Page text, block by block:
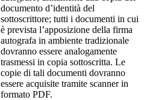
documento d’identità del
sottoscrittore; tutti i documenti in cui
è prevista l’apposizione della firma
autografa in ambiente tradizionale
dovranno essere analogamente
trasmessi in copia sottoscritta. Le
copie di tali documenti dovranno
essere acquisite tramite scanner in
formato PDF.